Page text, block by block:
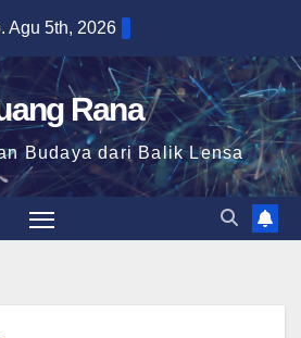
Agu 5th, 2026
Rana
Budaya dari Balik Lensa